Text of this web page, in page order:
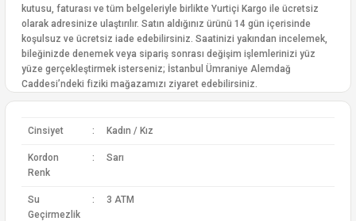
kutusu, faturası ve tüm belgeleriyle birlikte Yurtiçi Kargo ile ücretsiz
olarak adresinize ulaştırılır. Satın aldığınız ürünü 14 gün içerisinde
koşulsuz ve ücretsiz iade edebilirsiniz. Saatinizi yakından incelemek,
bileğinizde denemek veya sipariş sonrası değişim işlemlerinizi yüz
yüze gerçekleştirmek isterseniz; İstanbul Ümraniye Alemdağ
Caddesi’ndeki fiziki mağazamızı ziyaret edebilirsiniz.
Cinsiyet : Kadın / Kız
Kordon
Renk
: Sarı
Su
Geçirmezlik
: 3 ATM